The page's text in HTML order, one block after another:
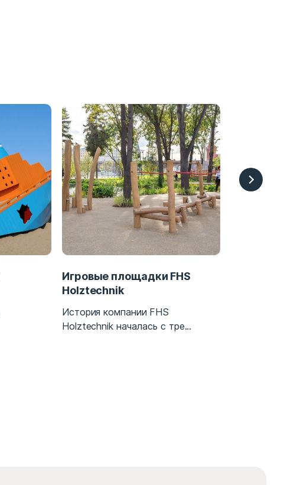
Игровые площадки FHS
Holztechnik
История компании FHS
Holztechnik началась с тре...